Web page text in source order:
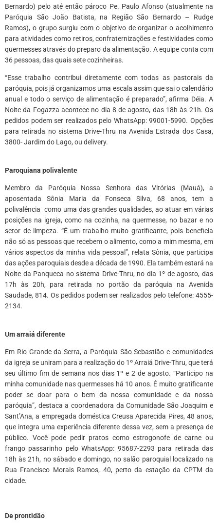
Bernardo) pelo até então pároco Pe. Paulo Afonso (atualmente na
Paróquia São João Batista, na Região São Bernardo – Rudge
Ramos), o grupo surgiu com o objetivo de organizar o acolhimento
para atividades como retiros, confraternizações e festividades como
quermesses através do preparo da alimentação. A equipe conta com
36 pessoas, das quais sete cozinheiras.
“Esse trabalho contribui diretamente com todas as pastorais da
paróquia, pois já organizamos uma escala assim que sai o calendário
anual e todo o serviço de alimentação é preparado”, afirma Déia. A
Noite da Fogazza acontece no dia 8 de agosto, das 18h às 21h. Os
pedidos podem ser realizados pelo WhatsApp: 99001-5990. Opções
para retirada no sistema Drive-Thru na Avenida Estrada dos Casa,
3800- Jardim do Lago, ou delivery.
Paroquiana polivalente
Membro da Paróquia Nossa Senhora das Vitórias (Mauá), a
aposentada Sônia Maria da Fonseca Silva, 68 anos, tem a
polivalência como uma das grandes qualidades, ao atuar em várias
posições na igreja, como na cozinha, na quermesse, no bazar e no
setor de limpeza. “É um trabalho muito gratificante, pois beneficia
não só as pessoas que recebem o alimento, como a mim mesma, em
vários aspectos da minha vida pessoal”, relata Sônia, que participa
das ações paroquiais desde a década de 1990. Ela também estará na
Noite da Panqueca no sistema Drive-Thru, no dia 1º de agosto, das
17h às 20h, para retirada no portão da paróquia na Avenida
Saudade, 814. Os pedidos podem ser realizados pelo telefone: 4555-
2134.
Um arraiá diferente
Em Rio Grande da Serra, a Paróquia São Sebastião e comunidades
da igreja se uniram para a realização do 1º Arraiá Drive-Thru, que terá
seu último fim de semana nos dias 1º e 2 de agosto. “Participo na
minha comunidade nas quermesses há 10 anos. É muito gratificante
poder se doar para o bem da nossa comunidade e da nossa
paróquia”, destaca a coordenadora da Comunidade São Joaquim e
Sant’Ana, a empregada doméstica Creusa Aparecida Pires, 48 anos,
que integra uma experiência diferente dessa vez, sem a presença de
público. Você pode pedir pratos como estrogonofe de carne ou
frango passarinho pelo WhatsApp: 95687-2293 para retirada das
18h às 21h, no sábado e domingo, no salão paroquial localizado na
Rua Francisco Morais Ramos, 40, perto da estação da CPTM da
cidade.
De prontidão